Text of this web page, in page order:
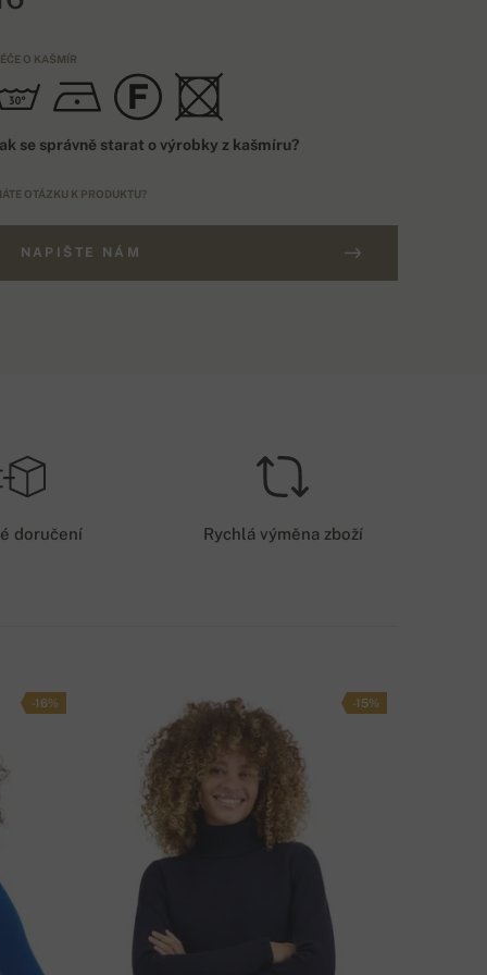
O KAŠMÍR
se správně starat o výrobky z kašmíru?
OTÁZKU K PRODUKTU?
NAPIŠTE NÁM
- DOBÍRKA
doručení Rychlá výměna zboží
-16% -15%